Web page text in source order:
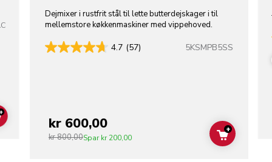
ADD TO CART
Dejmixer i rustfrit stål til lette butterdejskager i til
mellemstore køkkenmaskiner med vippehoved.
4.7 (57) 5KSMPB5SS
kr 600,00
kr 800,00Spar kr 200,00 ADD TO
+